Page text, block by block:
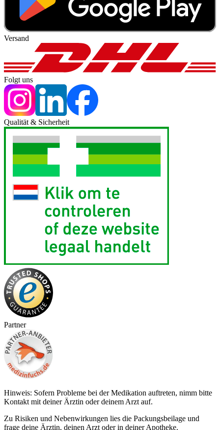
Versand
Folgt uns
Qualität & Sicherheit
Partner
Hinweis: Sofern Probleme bei der Medikation auftreten, nimm bitte
Kontakt mit deiner Ärztin oder deinem Arzt auf.
Zu Risiken und Nebenwirkungen lies die Packungsbeilage und
frage deine Ärztin, deinen Arzt oder in deiner Apotheke.